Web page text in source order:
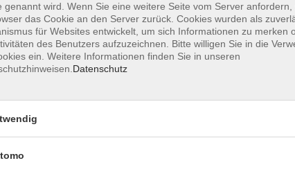
auf der Plattform "Zoom" brauchen
mit LAN-Kabel als im WLAN
auch ein Smartphone), jeweils mindestens
ggf. ein Kopfhörer, um ungestört von
und Webcam sind nicht erforderlich)
Stream/Meeting erfolgt über ein kleines
beitreten (keine Installation notwendig - dieser
genannt wird. Wenn Sie eine weitere Seite vom Server anfordern,
das Cookie an den Server zurück. Cookies wurden als
für Websites entwickelt, um sich Informationen zu merken
des Benutzers aufzuzeichnen. Bitte willigen Sie in die
ein. Weitere Informationen finden Sie in unseren
Datenschutz